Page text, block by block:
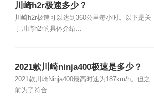
川崎h2r极速多少？
川崎h2r极速可以达到360公里每小时。以下是关
于川崎h2r的具体介绍...
2021款川崎ninja400极速是多少？
2021款川崎Ninja400最高时速为187km/h。但之
前为了符合...